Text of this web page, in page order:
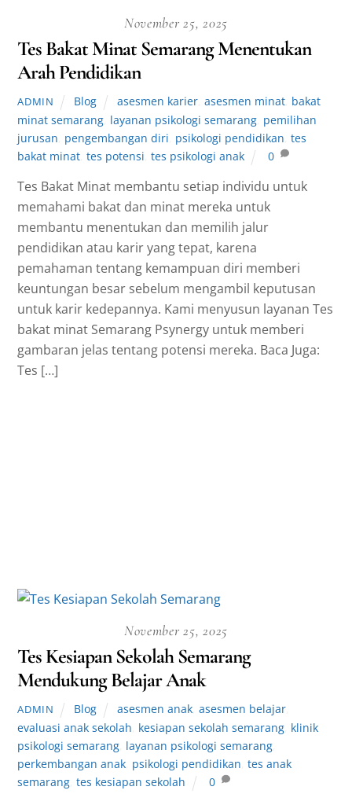
November 25, 2025
Tes Bakat Minat Semarang Menentukan
Arah Pendidikan
ADMIN Blog asesmen karier, asesmen minat, bakat
minat semarang layanan psikologi semarang pemilihan
jurusan pengembangan diri psikologi pendidikan ,tes
bakat minat ,tes potensi ,tes psikologi anak 0
Tes Bakat Minat membantu setiap individu untuk
memahami bakat dan minat mereka untuk
membantu menentukan dan memilih jalur
pendidikan atau karir yang tepat, karena
pemahaman tentang kemampuan diri memberi
keuntungan besar sebelum mengambil keputusan
untuk karir kedepannya. Kami menyusun layanan Tes
bakat minat Semarang Psynergy untuk memberi
gambaran jelas tentang potensi mereka. Baca Juga:
Tes […]
November 25, 2025
Tes Kesiapan Sekolah Semarang
Mendukung Belajar Anak
ADMIN Blog asesmen anak, asesmen belajar,
evaluasi anak sekolah kesiapan sekolah semarang klinik
psikologi semarang layanan psikologi semarang
perkembangan anak psikologi pendidikan ,tes anak
semarang ,tes kesiapan sekolah 0